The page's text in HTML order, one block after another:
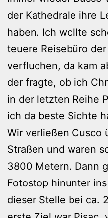
der Kathedrale ihre
haben. Ich wollte
teuere Reisebüro
verfluchen, da kam
der fragte, ob ich
in der letzten Reihe
ich da beste Sichte
Wir verließen Cusco
Straßen und waren
3800 Metern. Dann
Fotostop hinunter ins
dieser Stelle bei ca.